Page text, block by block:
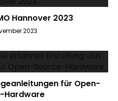
Hannover 2023
2023
für Open-
Hardware